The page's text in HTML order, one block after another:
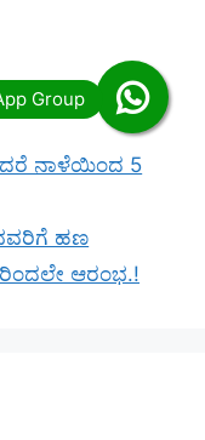
ನಾಳೆಯಿಂದ 5
ಹಣ
ಆರಂಭ.!